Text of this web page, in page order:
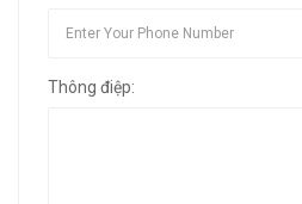
Thông điệp: